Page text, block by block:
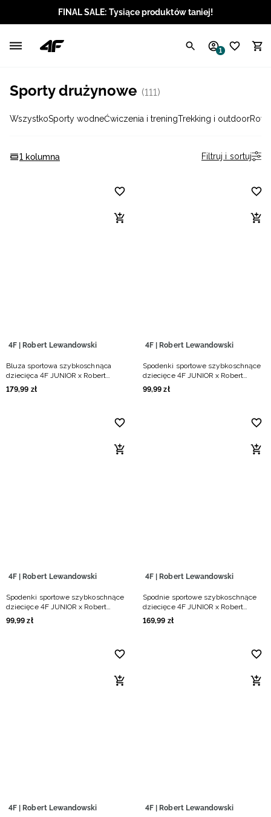
FINAL SALE: Tysiące produktów taniej!
1
Sporty drużynowe (111)
WszystkoSporty wodneĆwiczenia i treningTrekking i outdoor
1 kolumna Filtruj i sortuj
4F | Robert Lewandowski
Bluza sportowa szybkoschnąca
dziecięca 4F JUNIOR x Robert
Lewandowski - czarna
179,99 zł
4F | Robert Lewandowski
Spodenki sportowe szybkoschnące
dziecięce 4F JUNIOR x Robert
Lewandowski - czarne
99,99 zł
4F | Robert Lewandowski
Spodenki sportowe szybkoschnące
dziecięce 4F JUNIOR x Robert
Lewandowski - fioletowe
99,99 zł
4F | Robert Lewandowski
Spodnie sportowe szybkoschnące
dziecięce 4F JUNIOR x Robert
Lewandowski - czarne
169,99 zł
4F | Robert Lewandowski 4F | Robert Lewandowski
Angielski / USD
Angielski / GBP
Chorwacki / EUR
Słowacki / EUR
Ukraiński / UAH